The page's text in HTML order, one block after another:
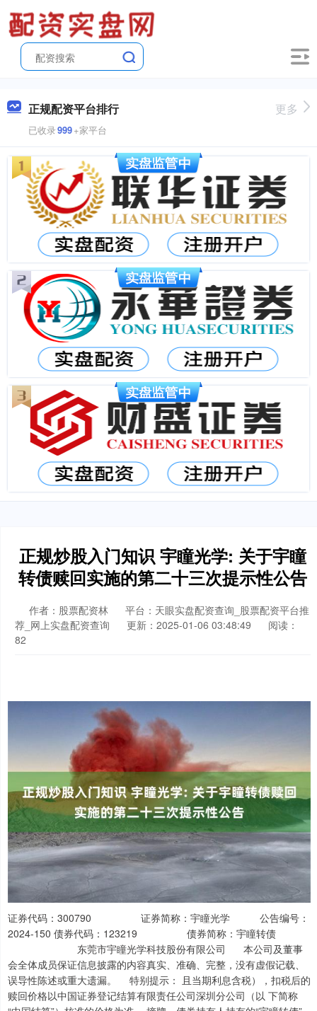
正规配资平台排行
已收录999+家平台
更多
正规炒股入门知识 宇瞳光学: 关于宇瞳
转债赎回实施的第二十三次提示性公告
作者：股票配资林
平台：天眼实盘配资查询_股票配资平台推
荐_网上实盘配资查询
更新：2025-01-06 03:48:49
阅读：
82
证券代码：300790 证券简称：宇瞳光学 公告编号：
2024-150 债券代码：123219 债券简称：宇瞳转债
东莞市宇瞳光学科技股份有限公司 本公司及董事
会全体成员保证信息披露的内容真实、准确、完整，没有虚假记载、
误导性陈述或重大遗漏。 特别提示： 且当期利息含税），扣税后的
赎回价格以中国证券登记结算有限责任公司深圳分公司（以 下简称